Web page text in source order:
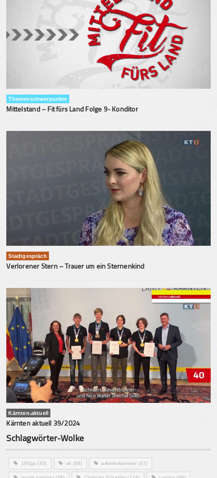
Themenschwerpunkte
Mittelstand – Fit fürs Land Folge 9- Konditor
Stadtgespräch
Verlorener Stern – Trauer um ein Sternenkind
Kärnten.aktuell
Kärnten aktuell 39/2024
Schlagwörter-Wolke
180ga (45) ak (48) arbeiterkammer (47)